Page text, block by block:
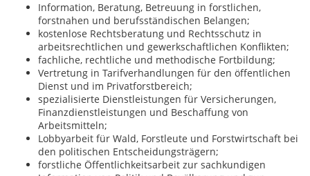
Information, Beratung, Betreuung in forstlichen,
forstnahen und berufsständischen Belangen;
kostenlose Rechtsberatung und Rechtsschutz in
arbeitsrechtlichen und gewerkschaftlichen Konflikten;
fachliche, rechtliche und methodische Fortbildung;
Vertretung in Tarifverhandlungen für den öffentlichen
Dienst und im Privatforstbereich;
spezialisierte Dienstleistungen für Versicherungen,
Finanzdienstleistungen und Beschaffung von
Arbeitsmitteln;
Lobbyarbeit für Wald, Forstleute und Forstwirtschaft bei
den politischen Entscheidungsträgern;
forstliche Öffentlichkeitsarbeit zur sachkundigen